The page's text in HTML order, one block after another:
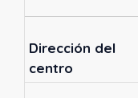
Dirección del
centro